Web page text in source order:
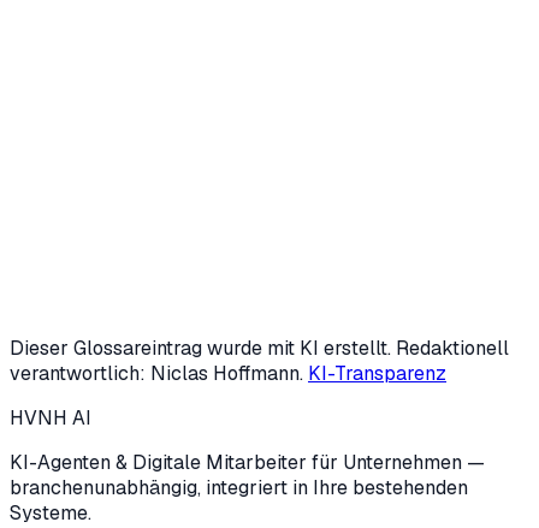
Dieser Glossareintrag wurde mit KI erstellt. Redaktionell
verantwortlich: Niclas Hoffmann. KI-Transparenz
HVNH AI
KI-Agenten & Digitale Mitarbeiter für Unternehmen —
branchenunabhängig, integriert in Ihre bestehenden
Systeme.